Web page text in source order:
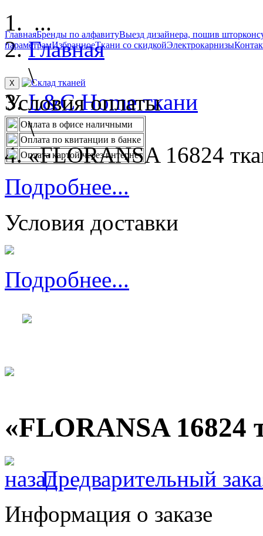
...
Главная
\
L&C Home ткани
\
«FLORANSA 16824
ГлавнаяБренды по алфавитуВыезд дизайнера, пошив штор
параметрамИзбранноеТкани со скидкойЭлектрокарнизы
X
Условия оплаты
Оплата в офисе наличными
Оплата по квитанции в банке
Оплата картой через интернет
Подробнее...
Условия доставки
Подробнее...
«FLORANSA 16824
Предварительный
Информация о заказе